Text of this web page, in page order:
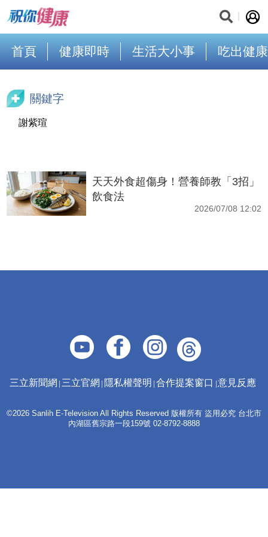
首頁 健康即時 生活大小事 吃出健康
關鍵字
謝紫瑄
天天外食超傷身！營養師教「3招」
飲食法
2026/07/08 12:02
三立新聞網 三立官網 隱私權聲明 合作提案窗口 意見反應
©2026 Sanlih E-Television All Rights Reserved 版權所有 盜用必究 台北市
內湖區舊宗路一段159號 02-8792-8888